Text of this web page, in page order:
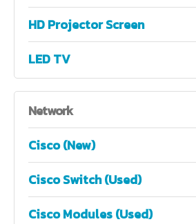
HD Projector Screen
LED TV
Network
Cisco (New)
Cisco Switch (Used)
Cisco Modules (Used)